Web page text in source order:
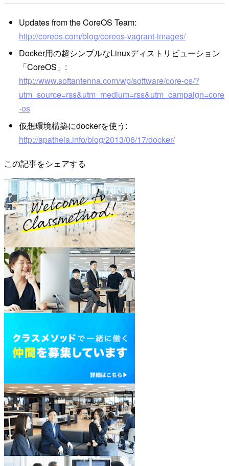
Updates from the CoreOS Team:
http://coreos.com/blog/coreos-vagrant-images/
Docker用の超シンプルなLinuxディストリビューション
「CoreOS」:
http://www.softantenna.com/wp/software/core-os/?
utm_source=rss&utm_medium=rss&utm_campaign=core
-os
仮想環境構築にdockerを使う:
http://apatheia.info/blog/2013/06/17/docker/
この記事をシェアする